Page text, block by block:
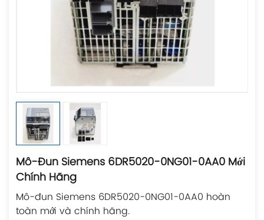
Mô-Đun Siemens 6DR5020-0NG01-0AA0 Mới
Chính Hãng
Mô-đun Siemens 6DR5020-0NG01-0AA0 hoàn
toàn mới và chính hãng.